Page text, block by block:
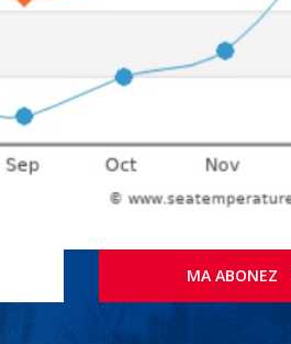
MA ABONEZ